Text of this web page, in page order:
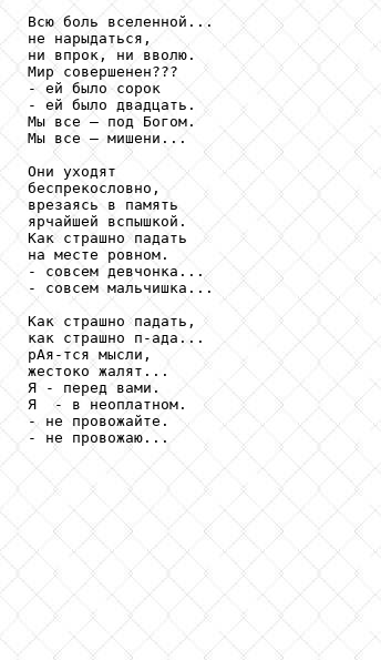
Всю боль вселенной...
не нарыдаться,
ни впрок, ни вволю.
Мир совершенен???
- ей было сорок
- ей было двадцать.
Мы все – под Богом.
Мы все – мишени...
Они уходят
беспрекословно,
врезаясь в память
ярчайшей вспышкой.
Как страшно падать
на месте ровном.
- совсем девчонка...
- совсем мальчишка...
Как страшно падать,
как страшно п-ада...
рАя-тся мысли,
жестоко жалят...
Я - перед вами.
Я  - в неоплатном.
- не провожайте.